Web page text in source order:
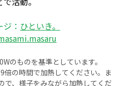
： ひといき。
のものを基準としています。
倍の時間で加熱してください。ま
で、様子をみながら加熱してくだ